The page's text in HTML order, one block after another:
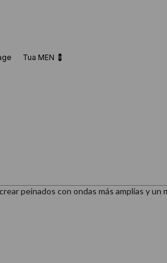
Tua MEN 💈
peinados con ondas más amplias y un